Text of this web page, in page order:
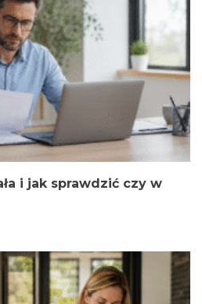
i jak sprawdzić czy w